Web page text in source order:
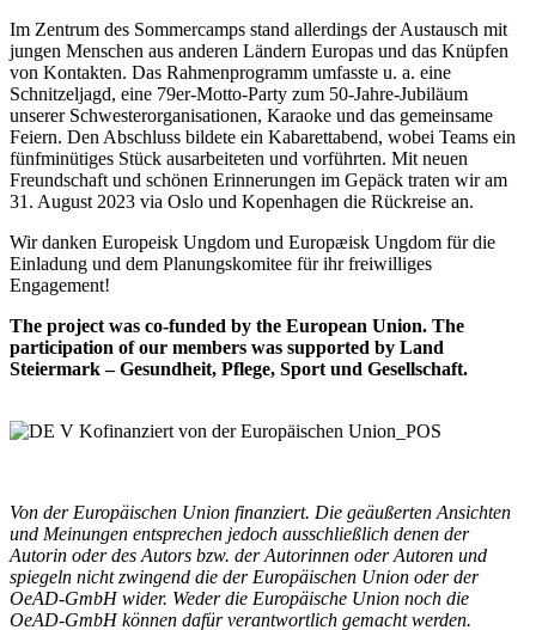
Im Zentrum des Sommercamps stand allerdings der Austausch mit
jungen Menschen aus anderen Ländern Europas und das Knüpfen
von Kontakten. Das Rahmenprogramm umfasste u. a. eine
Schnitzeljagd, eine 79er-Motto-Party zum 50-Jahre-Jubiläum
unserer Schwesterorganisationen, Karaoke und das gemeinsame
Feiern. Den Abschluss bildete ein Kabarettabend, wobei Teams ein
fünfminütiges Stück ausarbeiteten und vorführten. Mit neuen
Freundschaft und schönen Erinnerungen im Gepäck traten wir am
31. August 2023 via Oslo und Kopenhagen die Rückreise an.
Wir danken Europeisk Ungdom und Europæisk Ungdom für die
Einladung und dem Planungskomitee für ihr freiwilliges
Engagement!
The project was co-funded by the European Union. The
participation of our members was supported by Land
Steiermark – Gesundheit, Pflege, Sport und Gesellschaft.
Von der Europäischen Union finanziert. Die geäußerten Ansichten
und Meinungen entsprechen jedoch ausschließlich denen der
Autorin oder des Autors bzw. der Autorinnen oder Autoren und
spiegeln nicht zwingend die der Europäischen Union oder der
OeAD-GmbH wider. Weder die Europäische Union noch die
OeAD-GmbH können dafür verantwortlich gemacht werden.